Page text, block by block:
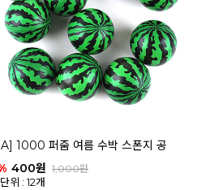
1000 퍼줌 여름 수박 스폰지 공
400원 1,000원
위 : 12개